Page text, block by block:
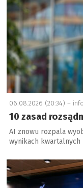
06.08.2026 (20:34) –
10 zasad
AI znowu rozpala
wynikach
a